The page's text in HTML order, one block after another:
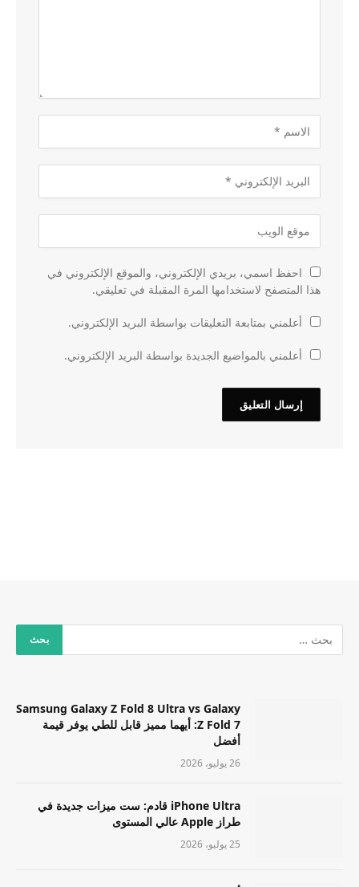
احفظ اسمي، بريدي الإلكتروني، والموقع الإلكتروني في
هذا المتصفح لاستخدامها المرة المقبلة في تعليقي.
أعلمني بمتابعة التعليقات بواسطة البريد الإلكتروني.
أعلمني بالمواضيع الجديدة بواسطة البريد الإلكتروني.
Samsung Galaxy Z Fold 8 Ultra vs Galaxy
Z Fold 7: أيهما مميز قابل للطي يوفر قيمة
أفضل
26 يوليو، 2026
iPhone Ultra قادم: ست ميزات جديدة في
طراز Apple عالي المستوى
25 يوليو، 2026